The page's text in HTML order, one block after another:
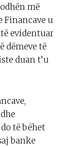
më
u
evidentuar
dëmeve të
duan t’u
të bëhet
banke